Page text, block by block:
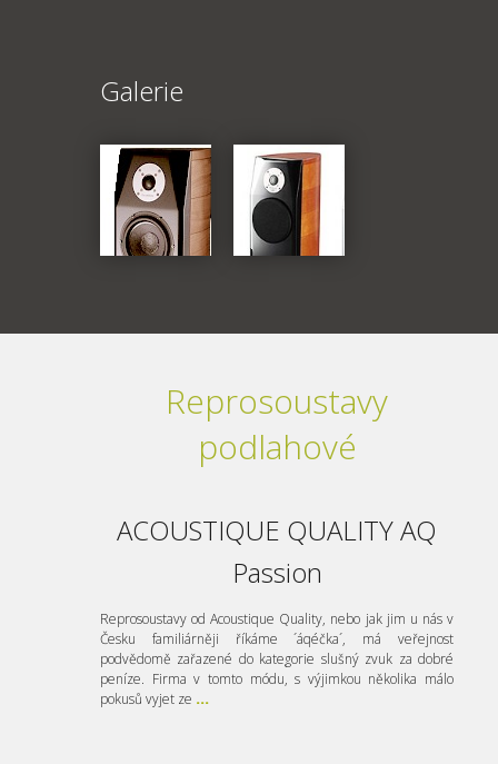
Galerie
Reprosoustavy
podlahové
ACOUSTIQUE QUALITY AQ
Passion
Reprosoustavy od Acoustique Quality, nebo jak jim u nás v
Česku familiárněji říkáme ´áqéčka´, má veřejnost
podvědomě zařazené do kategorie slušný zvuk za dobré
peníze. Firma v tomto módu, s výjimkou několika málo
pokusů vyjet ze ...